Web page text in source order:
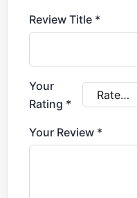
Review Title *
Your
Rating *
Your Review *